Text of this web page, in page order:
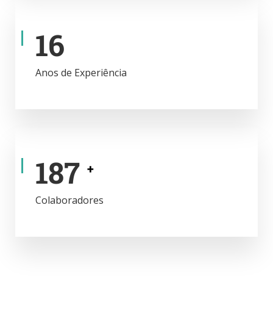
18
Anos de Experiência
226 +
Colaboradores